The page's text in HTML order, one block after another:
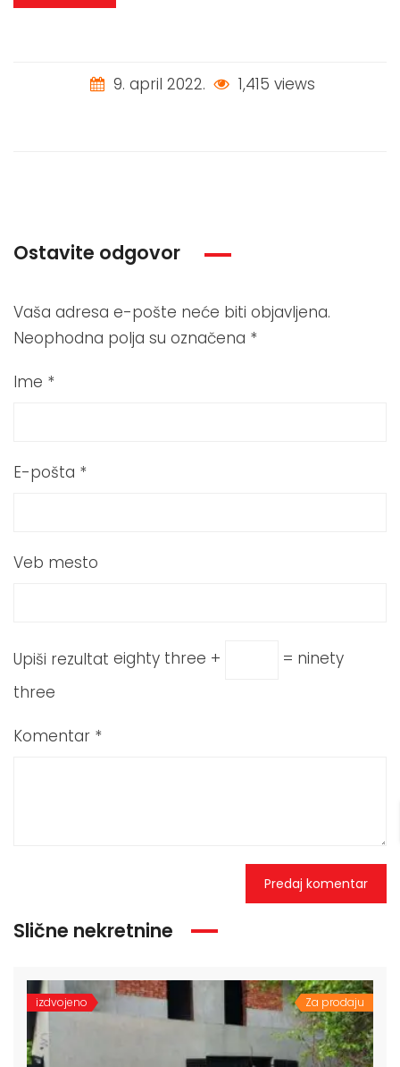
9. april 2022. 1,415 views
Ostavite odgovor
Vaša adresa e-pošte neće biti objavljena.
Neophodna polja su označena *
Ime *
E-pošta *
Veb mesto
Upiši rezultat eighty three +
= ninety
three
Komentar *
Slične nekretnine
izdvojeno Za prodaju